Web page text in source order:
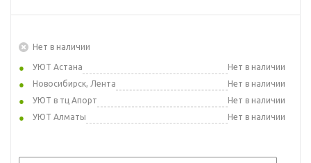
Нет в наличии
УЮТ Астана
Нет в наличии
Новосибирск, Лента
Нет в наличии
УЮТ в тц Апорт
Нет в наличии
УЮТ Алматы
Нет в наличии